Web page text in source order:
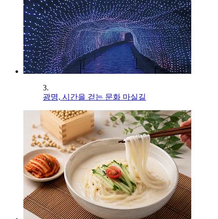
3.
광명, 시간을 걷는 문화 마실길